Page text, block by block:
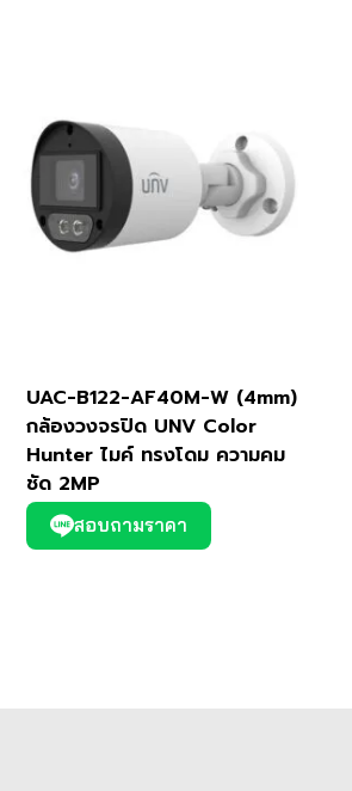
UAC-B122-AF40M-W (4mm)
กล้องวงจรปิด UNV Color
Hunter ไมค์ ทรงโดม ความคม
ชัด 2MP
สอบถามราคา